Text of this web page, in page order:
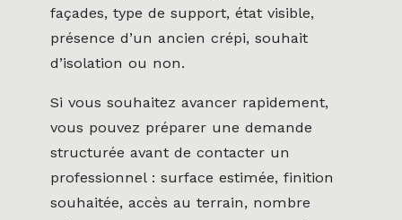
façades, type de support, état visible,
présence d’un ancien crépi, souhait
d’isolation ou non.
Si vous souhaitez avancer rapidement,
vous pouvez préparer une demande
structurée avant de contacter un
professionnel : surface estimée, finition
souhaitée, accès au terrain, nombre